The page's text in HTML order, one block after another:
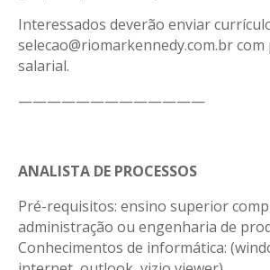
Interessados deverão enviar
selecao@riomarkennedy.com.br
salarial.
—————————————
ANALISTA DE PROCESSOS
Pré-requisitos: ensino superior
administração ou engenharia de
Conhecimentos de informática: